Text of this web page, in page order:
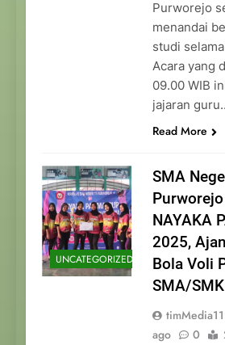
Purworejo
menandai
studi
Acara yang
09.00 WIB
jajaran
Read More
UNCATEGORIZED
SMA
NAYAKA
2025,
Bola Voli
SMA/SMK
timMedia11
ago
0